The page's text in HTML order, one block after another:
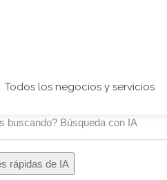
Todos los negocios y servicios
rápidas de IA